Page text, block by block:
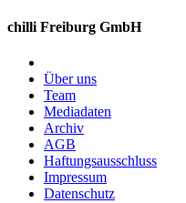
chilli Freiburg GmbH
Über uns
Team
Mediadaten
Archiv
AGB
Haftungsausschluss
Impressum
Datenschutz